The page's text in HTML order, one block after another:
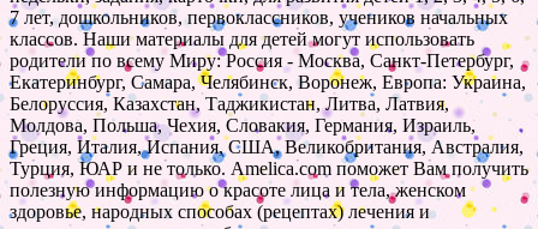
7 лет, дошкольников, первоклассников, учеников начальных
классов. Наши материалы для детей могут использовать
родители по всему Миру: Россия - Москва, Санкт-Петербург,
Екатеринбург, Самара, Челябинск, Воронеж, Европа: Украина,
Белоруссия, Казахстан, Таджикистан, Литва, Латвия,
Молдова, Польша, Чехия, Словакия, Германия, Израиль,
Греция, Италия, Испания, США, Великобритания, Австралия,
Турция, ЮАР и не только. Amelica.com поможет Вам получить
полезную информацию о красоте лица и тела, женском
здоровье, народных способах (рецептах) лечения и